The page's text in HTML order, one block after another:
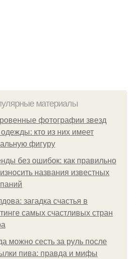
материалы
фотографии звезд
одежды: кто из них имеет
фигуру
без ошибок: как правильно
названия известных
загадка счастья в
самых счастливых стран
можно сесть за руль после
пива: правда и мифы